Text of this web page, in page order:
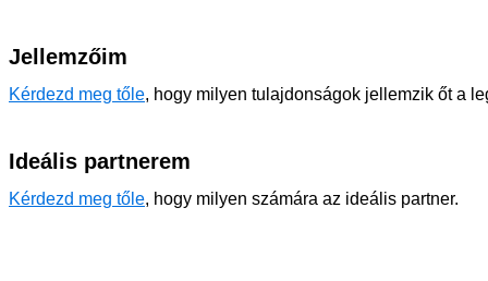
Jellemzőim
Kérdezd meg tőle, hogy milyen tulajdonságok jellemzik őt a
Ideális partnerem
Kérdezd meg tőle, hogy milyen számára az ideális partner.